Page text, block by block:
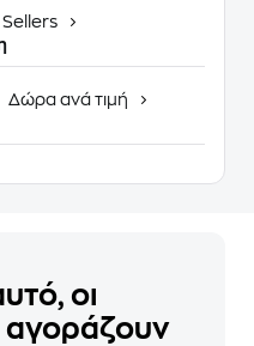
Sellers
Δώρα ανά τιμή
οι
αγοράζουν